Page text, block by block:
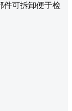
件可拆卸便于检